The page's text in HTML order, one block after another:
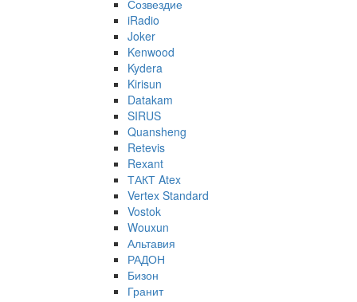
Созвездие
iRadio
Joker
Kenwood
Kydera
Kirisun
Datakam
SIRUS
Quansheng
Retevis
Rexant
ТАКТ Atex
Vertex Standard
Vostok
Wouxun
Альтавия
РАДОН
Бизон
Гранит